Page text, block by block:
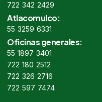
722 342 2429
Atlacomulco:
55 3259 6331
Oficinas generales:
55 1897 3401
722 180 2512
722 326 2716
722 597 7474